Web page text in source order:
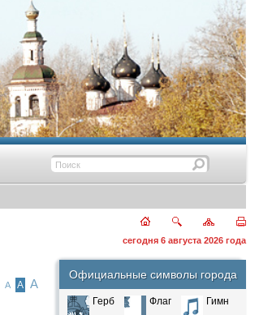
сегодня 6 августа 2026 года
А А А
Официальные символы города
Герб Флаг Гимн